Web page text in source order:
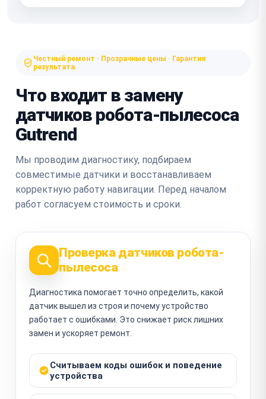
Честный ремонт · Прозрачные цены · Гарантия
результата
Что входит в замену
датчиков робота-пылесоса
Gutrend
Мы проводим диагностику, подбираем
совместимые датчики и восстанавливаем
корректную работу навигации. Перед началом
работ согласуем стоимость и сроки.
Проверка датчиков робота-
пылесоса
Диагностика помогает точно определить, какой
датчик вышел из строя и почему устройство
работает с ошибками. Это снижает риск лишних
замен и ускоряет ремонт.
Считываем коды ошибок и поведение
устройства